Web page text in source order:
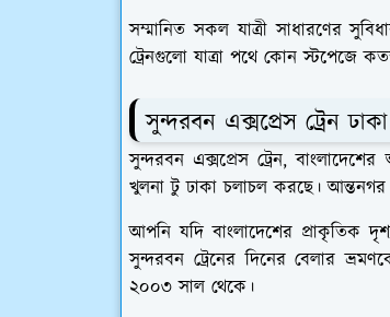
সম্মানিত সকল যাত্রী সাধারণের
ট্রেনগুলো যাত্রা পথে কোন স্টপেজে
সুন্দরবন এক্সপ্রেস ট্রেন
সুন্দরবন এক্সপ্রেস ট্রেন,
খুলনা টু ঢাকা চলাচল করছে। আন্তনগর
আপনি যদি বাংলাদেশের প্রাকৃতিক
সুন্দরবন ট্রেনের দিনের বেলার
২০০৩ সাল থেকে।